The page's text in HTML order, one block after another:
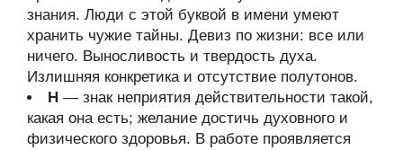
знания. Люди с этой буквой в имени умеют
хранить чужие тайны. Девиз по жизни: все или
ничего. Выносливость и твердость духа.
Излишняя конкретика и отсутствие полутонов.
Н — знак неприятия действительности такой,
какая она есть; желание достичь духовного и
физического здоровья. В работе проявляется